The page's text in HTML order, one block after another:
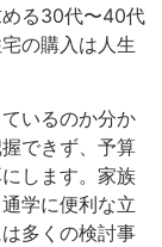
る30代〜40代
の購入は人生
いるのか分か
できず、予算
します。家族
学に便利な立
多くの検討事